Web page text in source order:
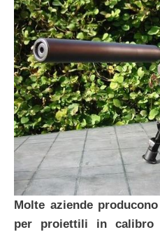
Molte aziende
per proiettili in calibro